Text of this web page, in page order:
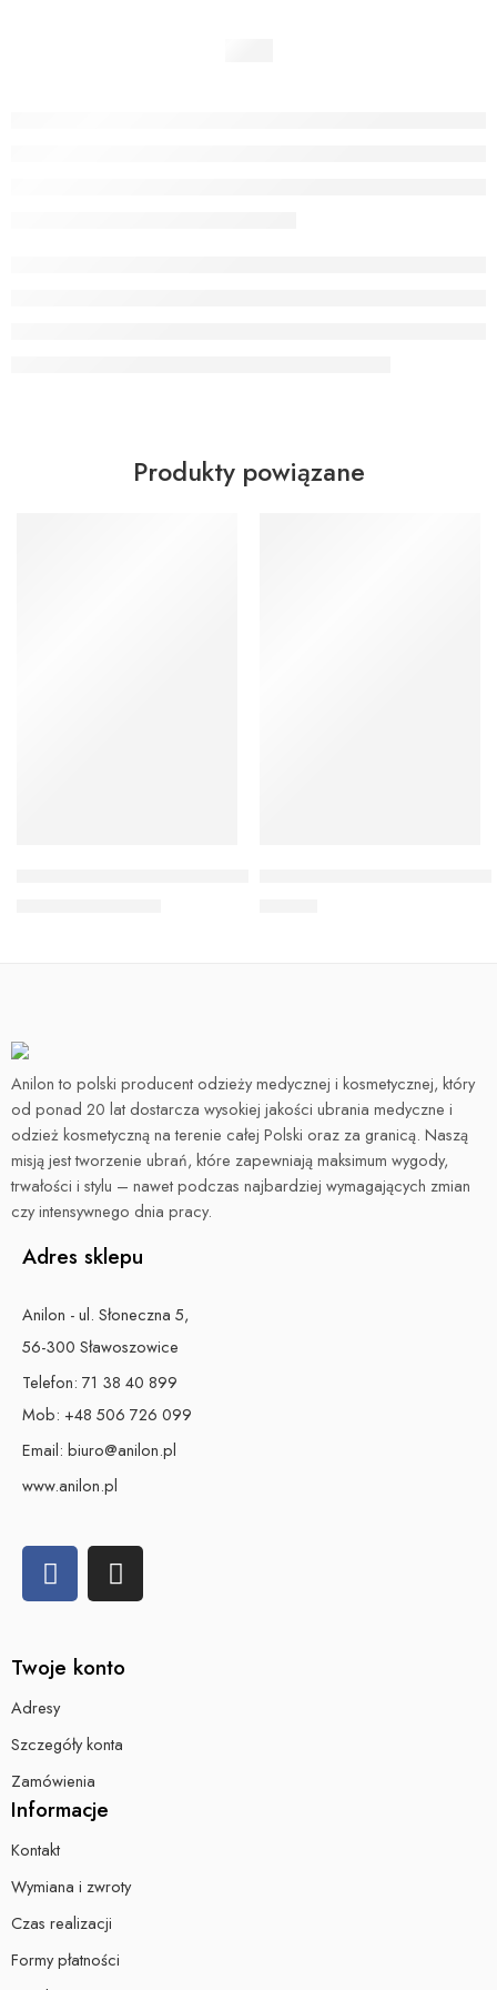
Produkty powiązane
Anilon to polski producent odzieży medycznej i kosmetycznej, który
od ponad 20 lat dostarcza wysokiej jakości ubrania medyczne i
odzież kosmetyczną na terenie całej Polski oraz za granicą. Naszą
misją jest tworzenie ubrań, które zapewniają maksimum wygody,
trwałości i stylu – nawet podczas najbardziej wymagających zmian
czy intensywnego dnia pracy.
Adres sklepu
Anilon - ul. Słoneczna 5,
56-300 Sławoszowice
Telefon: 71 38 40 899
Mob: +48 506 726 099
Email: biuro@anilon.pl
www.anilon.pl
Twoje konto
Adresy
Szczegóły konta
Zamówienia
Informacje
Kontakt
Wymiana i zwroty
Czas realizacji
Formy płatności